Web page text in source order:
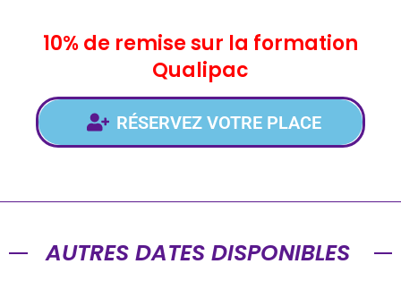
10% de remise sur la formation
Qualipac
RÉSERVEZ VOTRE PLACE
AUTRES DATES DISPONIBLES